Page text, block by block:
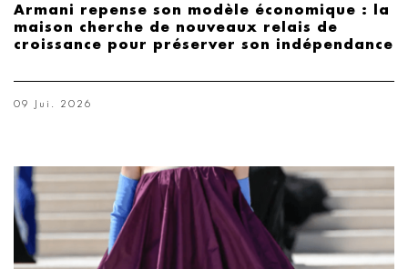
Armani repense son modèle économique : la
maison cherche de nouveaux relais de
croissance pour préserver son indépendance
09 Jui. 2026